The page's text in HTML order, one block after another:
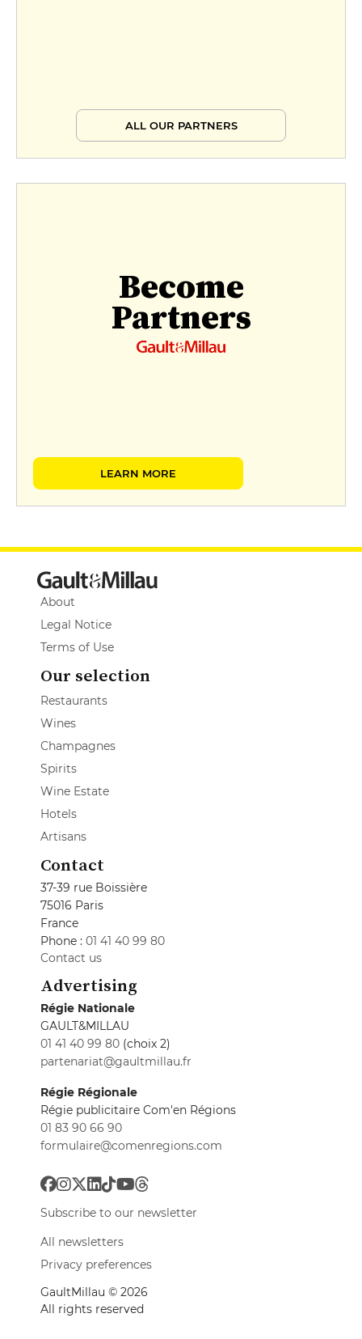
ALL OUR PARTNERS
Become
Partners
LEARN MORE
About
Legal Notice
Terms of Use
Our selection
Restaurants
Wines
Champagnes
Spirits
Wine Estate
Hotels
Artisans
Contact
37-39 rue Boissière
75016 Paris
France
Phone : 01 41 40 99 80
Contact us
Advertising
Régie Nationale
GAULT&MILLAU
01 41 40 99 80 (choix 2)
partenariat@gaultmillau.fr
Régie Régionale
Régie publicitaire Com'en Régions
01 83 90 66 90
formulaire@comenregions.com
Subscribe to our newsletter
All newsletters
Privacy preferences
GaultMillau © 2026
All rights reserved